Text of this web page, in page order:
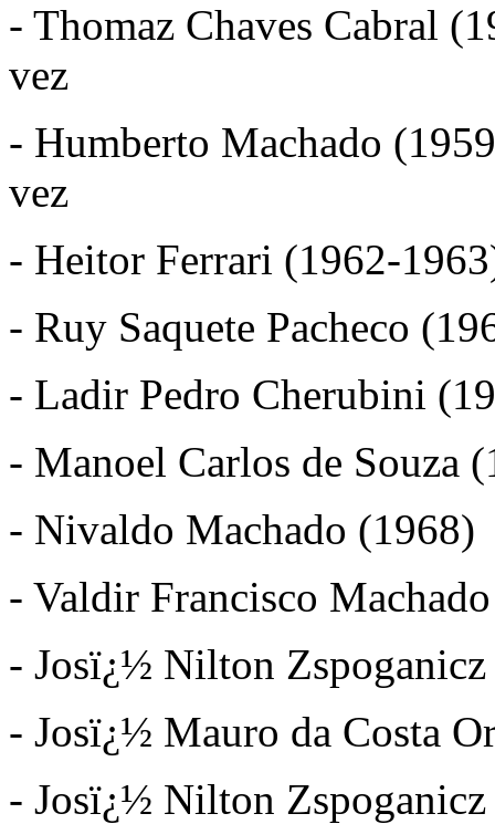
- Thomaz Chaves Cabral
vez
- Humberto Machado
vez
- Heitor Ferrari (1962-
- Ruy Saquete Pacheco
- Ladir Pedro Cherubini
- Manoel Carlos de Souza
- Nivaldo Machado (1968)
- Valdir Francisco
- Josï¿½ Nilton
- Josï¿½ Mauro da Costa
- Josï¿½ Nilton